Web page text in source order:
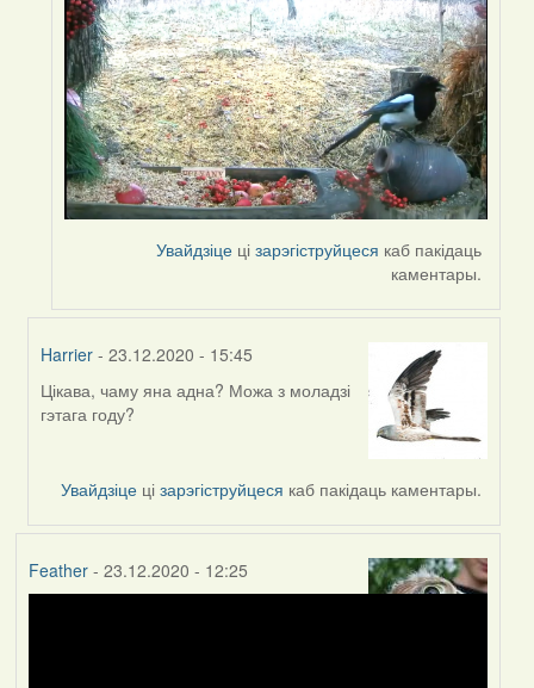
Увайдзіце цізарэгіструйцеся каб пакідаць
каментары.
Harrier - 23.12.2020 - 15:45
In
reply
Peregrinus
Цікава, чаму яна адна? Можа з моладзі
гэтага году?
Увайдзіце цізарэгіструйцеся каб пакідаць каментары.
Feather- 23.12.2020 - 12:25